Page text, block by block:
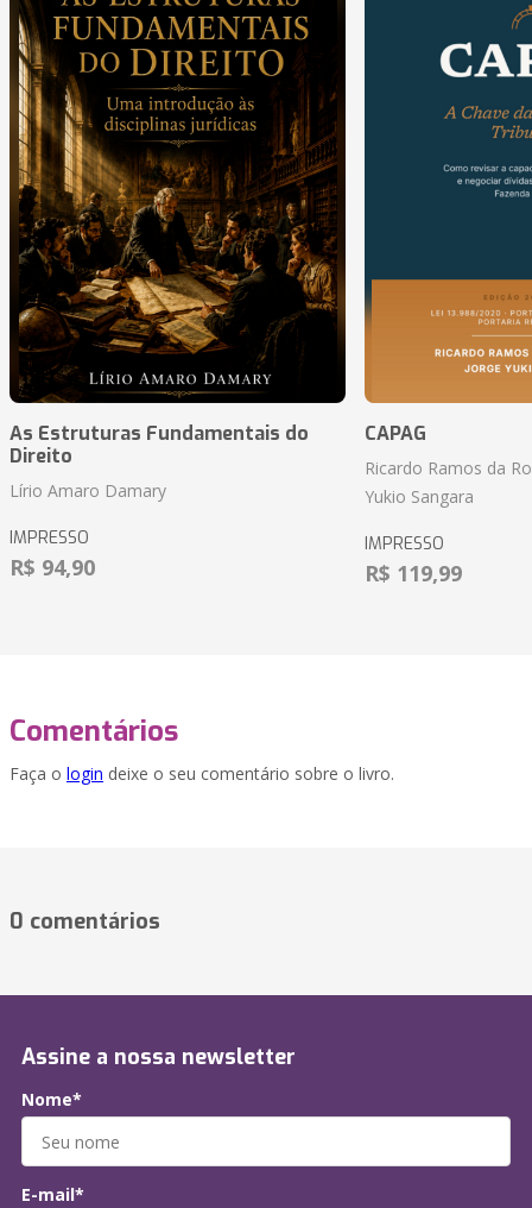
As Estruturas Fundamentais do
Direito
Lírio Amaro Damary
IMPRESSO
R$ 94,90
CAPAG
Ricardo Ramos da
Yukio Sangara
IMPRESSO
R$ 119,99
Comentários
Faça o login deixe o seu comentário sobre o livro.
0 comentários
Assine a nossa newsletter
Nome*
E-mail*